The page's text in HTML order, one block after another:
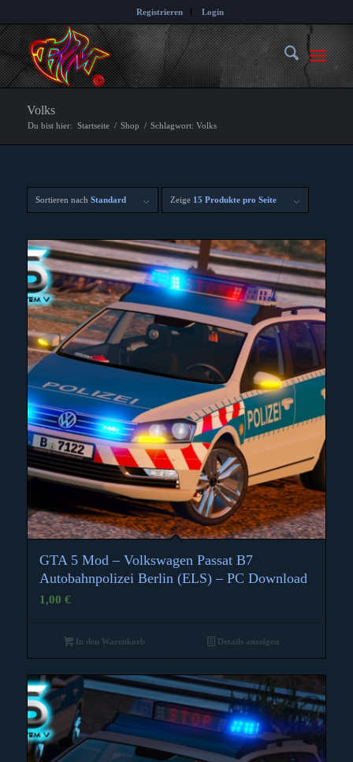
Registrieren Login
Volks
Du bist hier: Startseite / Shop / Schlagwort: Volks
Sortieren nach Standard Zeige 15 Produkte pro Seite
GTA 5 Mod – Volkswagen Passat B7
Autobahnpolizei Berlin (ELS) – PC Download
1,00 €
In den Warenkorb Details anzeigen